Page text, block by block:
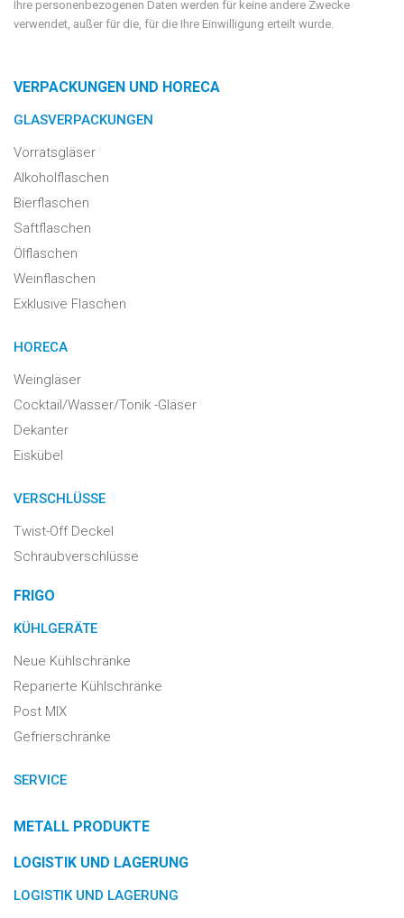
Ihre personenbezogenen Daten werden für keine andere Zwecke
verwendet, außer für die, für die Ihre Einwilligung erteilt wurde.
VERPACKUNGEN UND HORECA
GLASVERPACKUNGEN
Vorratsgläser
Alkoholflaschen
Bierflaschen
Saftflaschen
Ölflaschen
Weinflaschen
Exklusive Flaschen
HORECA
Weingläser
Cocktail/Wasser/Tonik -Gläser
Dekanter
Eiskübel
VERSCHLÜSSE
Twist-Off Deckel
Schraubverschlüsse
FRIGO
KÜHLGERÄTE
Neue Kühlschränke
Reparierte Kühlschränke
Post MIX
Gefrierschränke
SERVICE
METALL PRODUKTE
LOGISTIK UND LAGERUNG
LOGISTIK UND LAGERUNG